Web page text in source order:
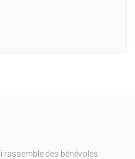
rassemble des bénévoles